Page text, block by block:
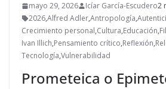
mayo 29, 2026 Icíar García-Escudero2
2026,Alfred Adler,Antropología,
Crecimiento personal,Cultura,Educación,
Ivan Illich,Pensamiento crítico,Reflexión,
Tecnología,Vulnerabilidad
Prometeica o